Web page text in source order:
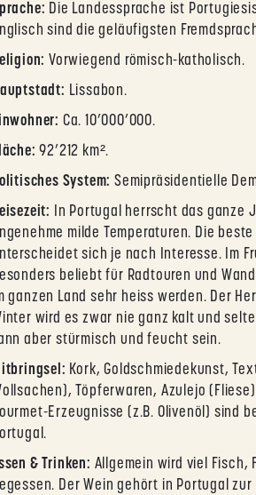
Die Landessprache ist
sind die geläufigsten
Vorwiegend römisch-katholisch.
Lissabon.
Ca. 10’000’000.
92’212 km².
System: Semipräsidentielle
In Portugal herrscht das ganze
milde Temperaturen. Die
sich je nach Interesse. Im
beliebt für Radtouren und
ganzen Land sehr heiss werden. Der
wird es zwar nie ganz kalt und
aber stürmisch und feucht sein.
Kork, Goldschmiedekunst,
Töpferwaren, Azulejo
Erzeugnisse (z.B. Olivenöl) sind
& Trinken: Allgemein wird viel Fisch,
Der Wein gehört in Portugal zur